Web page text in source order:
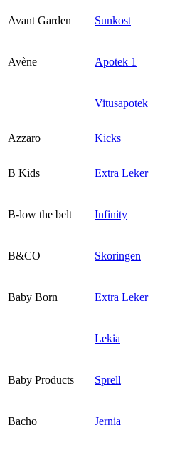
Avant Garden Sunkost
Avène Apotek 1
Vitusapotek
Azzaro
Kicks
B Kids Extra Leker
B-low the belt Infinity
B&CO Skoringen
Baby Born Extra Leker
Lekia
Baby Products Sprell
Bacho Jernia